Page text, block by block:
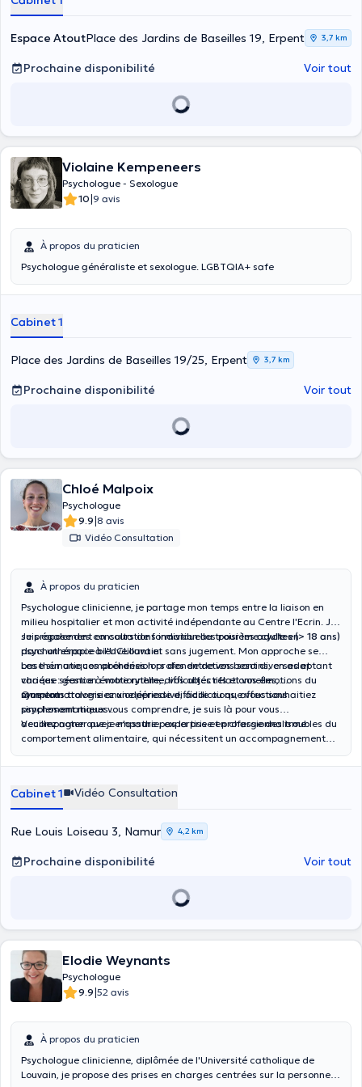
Espace AtoutPlace des Jardins de Baseilles 19, Erpent 3,7 km
Prochaine disponibilité Voir tout
Violaine Kempeneers
Psychologue - Sexologue
10|9 avis
À propos du praticien
Psychologue généraliste et sexologue. LGBTQIA+ safe
Cabinet 1
Place des Jardins de Baseilles 19/25, Erpent 3,7 km
Prochaine disponibilité Voir tout
Chloé Malpoix
Psychologue
9.9|8 avis
Vidéo Consultation
À propos du praticien
Psychologue clinicienne, je partage mon temps entre la liaison en
milieu hospitalier et mon activité indépendante au Centre l'Ecrin. Je
suis également en cours de formation au troisième cycle en
psychothérapie à l'UCLouvain.
Je propose des consultations individuelles pour lesadultes (> 18 ans)
dans un espace bienveillant et sans jugement. Mon approche se
base sur une compréhension profonde de vos besoins, en adaptant
chaque séance à votre rythme, vos objectifs et vos émotions du
moment.
Les thématiques abordées lors des entretiens sont diverses et
variées : gestion émotionnelle, difficultés relationnelles,
symptomatologie anxiodépressive, addictions, affections
psychosomatiques...
Que vous traversiez une période difficile ou que vous souhaitiez
simplement mieux vous comprendre, je suis là pour vous
accompagner avec empathie, expertise et professionnalisme.
Veuillez noter que je n'assure pas la prise en charge des troubles du
comportement alimentaire, qui nécessitent un accompagnement
Cabinet 1 Vidéo Consultation
Rue Louis Loiseau 3, Namur 4,2 km
Prochaine disponibilité Voir tout
Elodie Weynants
Psychologue
9.9|52 avis
À propos du praticien
Psychologue clinicienne, diplômée de l'Université catholique de
Louvain, je propose des prises en charges centrées sur la personne